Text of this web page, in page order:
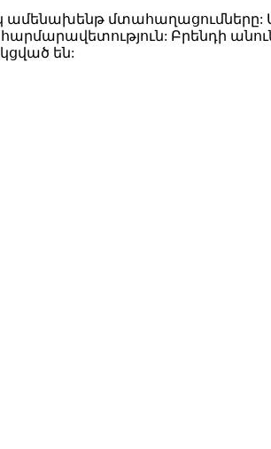
ամենախենթ մտահաղացումները:
Բրենդի
են: